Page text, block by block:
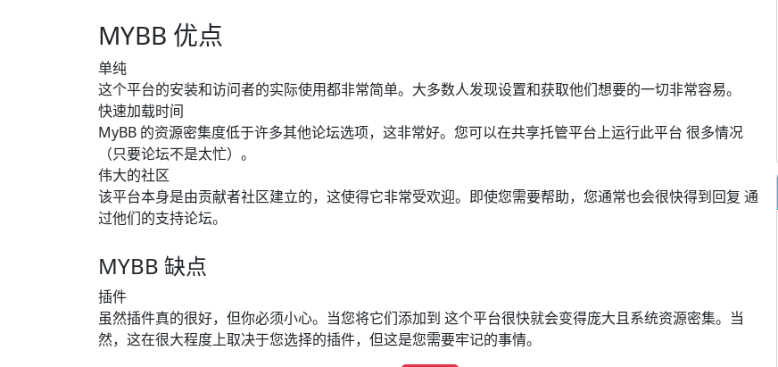
MYBB 优点
单纯
这个平台的安装和访问者的实际使用都非常简单。大多数人发现设置和获取他们想要的一切非常容易。
快速加载时间
MyBB 的资源密集度低于许多其他论坛选项，这非常好。您可以在共享托管平台上运行此平台 很多情况
（只要论坛不是太忙）。
伟大的社区
该平台本身是由贡献者社区建立的，这使得它非常受欢迎。即使您需要帮助，您通常也会很快得到回复 通
过他们的支持论坛。
MYBB 缺点
插件
虽然插件真的很好，但你必须小心。当您将它们添加到 这个平台很快就会变得庞大且系统资源密集。当
然，这在很大程度上取决于您选择的插件，但这是您需要牢记的事情。